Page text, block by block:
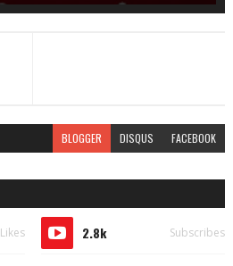
BLOGGER DISQUS FACEBOOK
Likes 2.8k Subscribes